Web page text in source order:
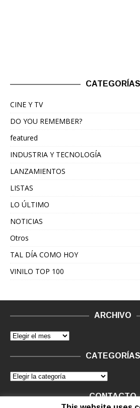
CATEGORÍAS
CINE Y TV
DO YOU REMEMBER?
featured
INDUSTRIA Y TECNOLOGÍA
LANZAMIENTOS
LISTAS
LO ÚLTIMO
NOTICIAS
Otros
TAL DÍA COMO HOY
VINILO TOP 100
ARCHIVO
CATEGORÍAS
CONTACTO